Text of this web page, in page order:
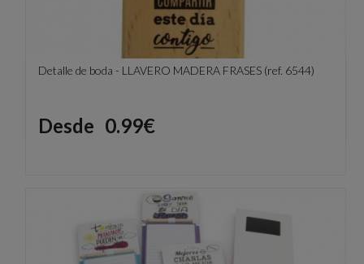
Detalle de boda - LLAVERO MADERA FRASES (ref. 6544)
Precio
Desde 0.99€